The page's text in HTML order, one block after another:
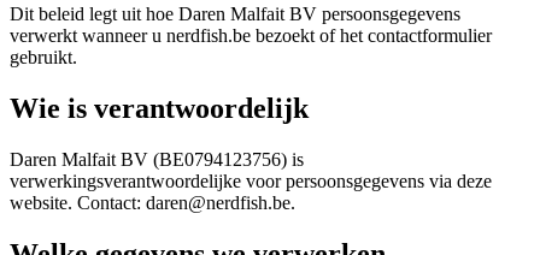
Dit beleid legt uit hoe Daren Malfait BV persoonsgegevens
verwerkt wanneer u nerdfish.be bezoekt of het contactformulier
gebruikt.
Wie is verantwoordelijk
Daren Malfait BV (BE0794123756) is
verwerkingsverantwoordelijke voor persoonsgegevens via deze
website. Contact: daren@nerdfish.be.